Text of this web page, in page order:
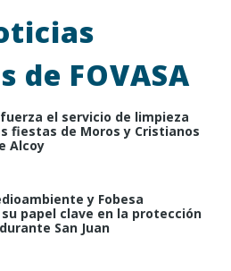
de FOVASA
el servicio de limpieza
fiestas de Moros y Cristianos
Alcoy
y Fobesa
papel clave en la protección
San Juan